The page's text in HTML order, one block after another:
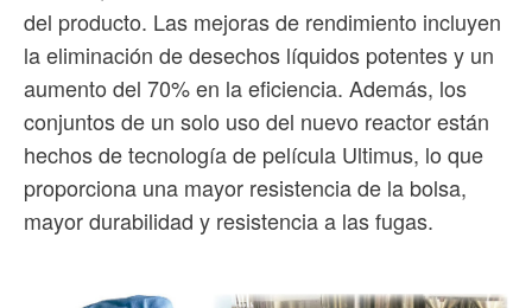
del producto. Las mejoras de rendimiento incluyen
la eliminación de desechos líquidos potentes y un
aumento del 70% en la eficiencia. Además, los
conjuntos de un solo uso del nuevo reactor están
hechos de tecnología de película Ultimus, lo que
proporciona una mayor resistencia de la bolsa,
mayor durabilidad y resistencia a las fugas.